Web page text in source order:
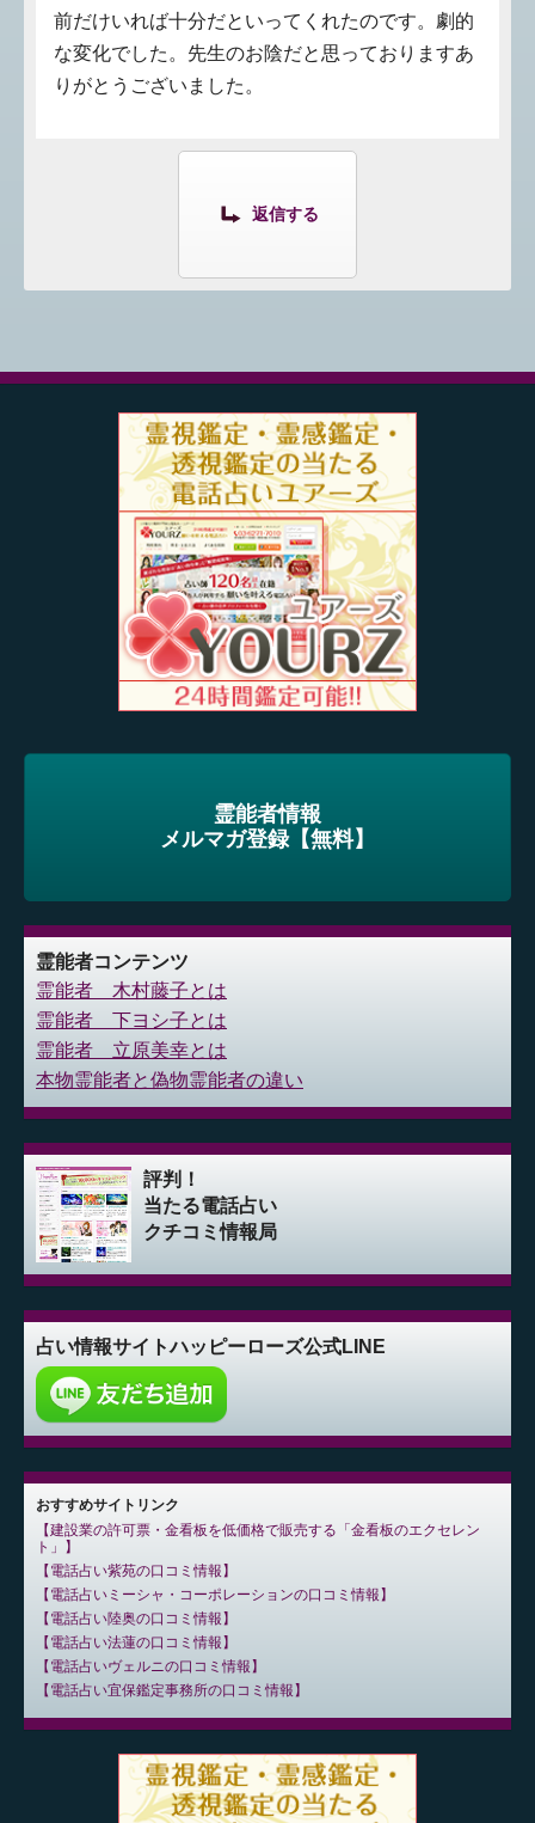
前だけいれば十分だといってくれたのです。劇的
な変化でした。先生のお陰だと思っておりますあ
りがとうございました。
返信する
霊能者情報
メルマガ登録【無料】
霊能者コンテンツ
霊能者 木村藤子とは
霊能者 下ヨシ子とは
霊能者 立原美幸とは
本物霊能者と偽物霊能者の違い
評判！
当たる電話占い
クチコミ情報局
占い情報サイトハッピーローズ公式LINE
おすすめサイトリンク
建設業の許可票・金看板を低価格で販売する「金看板のエクセレン
ト」
電話占い紫苑の口コミ情報
電話占いミーシャ・コーポレーションの口コミ情報
電話占い陸奥の口コミ情報
電話占い法蓮の口コミ情報
電話占いヴェルニの口コミ情報
電話占い宜保鑑定事務所の口コミ情報